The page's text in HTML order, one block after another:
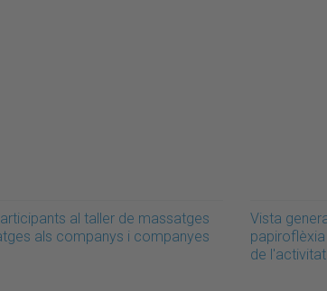
al taller de massatges
als companys i companyes
Vista
de l'activitat